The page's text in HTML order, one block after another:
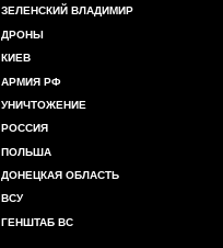
ЗЕЛЕНСКИЙ ВЛАДИМИР
ДРОНЫ
КИЕВ
АРМИЯ РФ
УНИЧТОЖЕНИЕ
РОССИЯ
ПОЛЬША
ДОНЕЦКАЯ ОБЛАСТЬ
ВСУ
ГЕНШТАБ ВС